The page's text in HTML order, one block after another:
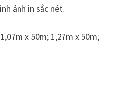
ảnh in sắc nét.
x 50m; 1,27m x 50m;